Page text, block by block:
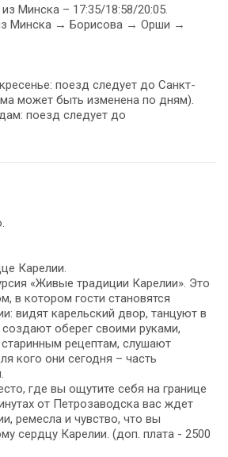
Минска – 17:35/18:58/20:05.
Минска → Борисова → Орши →
поезд следует до Санкт-
может быть изменена по дням).
поезд следует до
Карелии.
«Живые традиции Карелии». Это
в котором гости становятся
видят карельский двор, танцуют в
оберег своими руками,
рецептам, слушают
кого они сегодня – часть
где вы ощутите себя на границе
от Петрозаводска вас ждет
ремесла и чувство, что вы
сердцу Карелии. (доп. плата - 2500